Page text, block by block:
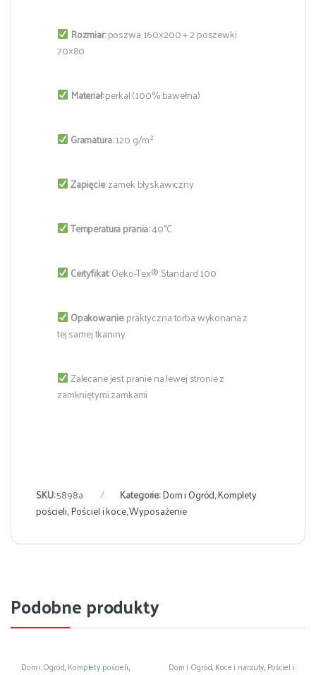
Rozmiar:poszwa 160×200 + 2 poszewki
70×80
Materiał:perkal (100% bawełna)
Gramatura:120 g/m²
Zapięcie:zamek błyskawiczny
Temperatura prania:40°C
Certyfikat:Oeko-Tex® Standard 100
Opakowanie:praktyczna torba wykonana z
tej samej tkaniny
Zalecane jest pranie na lewej stronie z
zamkniętymi zamkami
SKU:5898a Kategorie:Dom i Ogród,Komplety
pościeli,Pościel i koce,Wyposażenie
Podobne produkty
Dom i Ogród, Komplety pościeli, Dom i Ogród, Koce i narzuty, Pościel i